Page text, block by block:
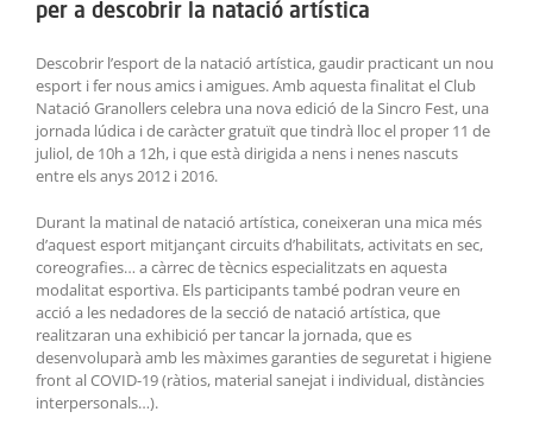
EMPRESES
CONTACTE
TREBALLA AMB NOSALTRES!
per a descobrir la natació artística
Descobrir l’esport de la natació artística, gaudir practicant un nou
esport i fer nous amics i amigues. Amb aquesta finalitat el Club
Natació Granollers celebra una nova edició de la Sincro Fest, una
jornada lúdica i de caràcter gratuït que tindrà lloc el proper 11 de
juliol, de 10h a 12h, i que està dirigida a nens i nenes nascuts
entre els anys 2012 i 2016.
Durant la matinal de natació artística, coneixeran una mica més
d’aquest esport mitjançant circuits d’habilitats, activitats en sec,
coreografies… a càrrec de tècnics especialitzats en aquesta
modalitat esportiva. Els participants també podran veure en
acció a les nedadores de la secció de natació artística, que
realitzaran una exhibició per tancar la jornada, que es
desenvoluparà amb les màximes garanties de seguretat i higiene
front al COVID-19 (ràtios, material sanejat i individual, distàncies
interpersonals…).